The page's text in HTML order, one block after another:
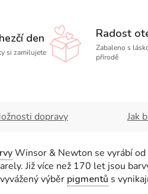
den
si zamilujete
Radost
Zabaleno s
přírodě
dopravy Jak
Winsor & Newton se vyrábí
Již více než 170 let jsou
výběr pigmentů s